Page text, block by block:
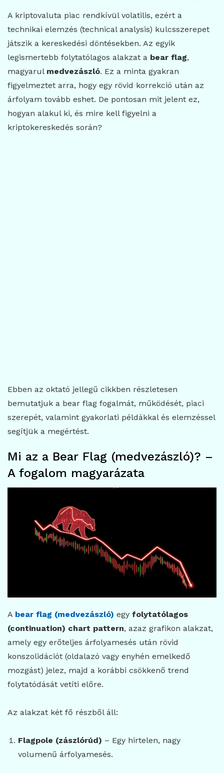
A kriptovaluta piac rendkívül volatilis, ezért a
technikai elemzés (technical analysis) kulcsszerepet
játszik a kereskedési döntésekben. Az egyik
legismertebb folytatólagos alakzat a bear flag,
magyarul medvezászló. Ez a minta gyakran
figyelmeztet arra, hogy egy rövid korrekció után az
árfolyam tovább eshet. De pontosan mit jelent ez,
hogyan alakul ki, és mire kell figyelni a
kriptokereskedés során?
Ebben az oktató jellegű cikkben részletesen
bemutatjuk a bear flag fogalmát, működését, piaci
szerepét, valamint gyakorlati példákkal és elemzéssel
segítjük a megértést.
Mi az a Bear Flag (medvezászló)? –
A fogalom magyarázata
A bear flag (medvezászló) egy folytatólagos
(continuation) chart pattern, azaz grafikon alakzat,
amely egy erőteljes árfolyamesés után rövid
konszolidációt (oldalazó vagy enyhén emelkedő
mozgást) jelez, majd a korábbi csökkenő trend
folytatódását vetíti előre.
Az alakzat két fő részből áll:
Flagpole (zászlórúd) – Egy hirtelen, nagy
volumenű árfolyamesés.